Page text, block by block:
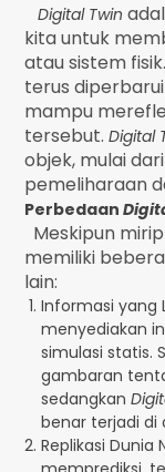
Digital Twin
kita untuk
atau sistem
terus
mampu
tersebut.Digital
objek, mulai
pemeliharaan
Perbedaan
Meskipun
memiliki
lain:
Informasi yang
menyediakan
simulasi statis.
gambaran
sedangkan
benar terjadi di
Replikasi Dunia